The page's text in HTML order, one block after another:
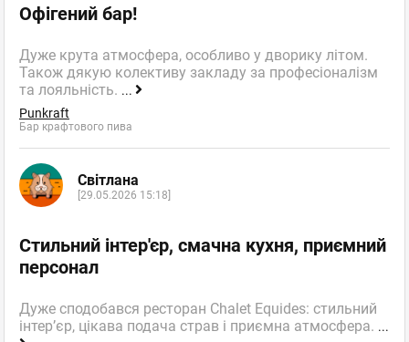
Офігений бар!
Дуже крута атмосфера, особливо у дворику літом.
Також дякую колективу закладу за професіоналізм
та лояльність. ...
Punkraft
Бар крафтового пива
Світлана
[29.05.2026 15:18]
Стильний інтер'єр, смачна кухня, приємний
персонал
Дуже сподобався ресторан Chalet Equides: стильний
інтер’єр, цікава подача страв і приємна атмосфера. ...